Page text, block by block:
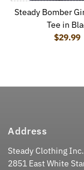
Steady Bomber
Tee in
$29.99
Address
Steady Clothing Inc.
2851 East White